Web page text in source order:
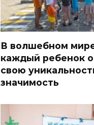
В волшебном
каждый ребенок
свою
значимость